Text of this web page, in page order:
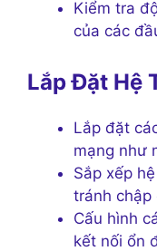
Kiểm tra
của các
Lắp Đặt Hệ
Lắp đặt
mạng như
Sắp xếp
tránh chập
Cấu hình
kết nối ổn